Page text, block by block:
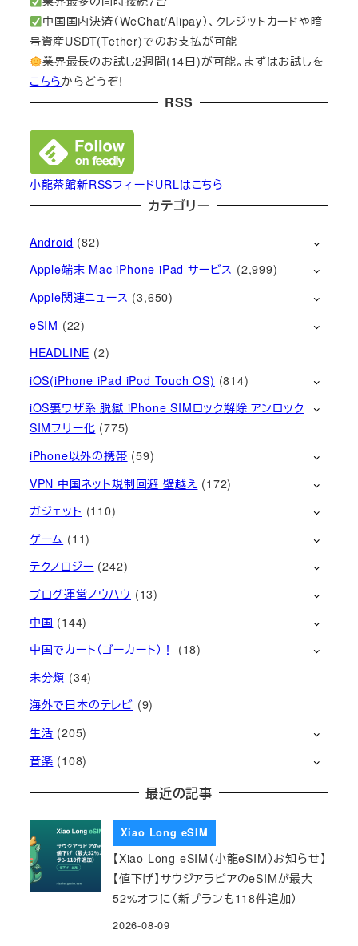
中国国内決済（WeChat/Alipay）、クレジットカードや暗
号資産USDT(Tether)でのお支払が可能
業界最長のお試し2週間(14日)が可能。まずはお試しを
こちらからどうぞ!
RSS
小龍茶館新RSSフィードURLはこちら
カテゴリー
Android (82)
Apple端末 Mac iPhone iPad サービス (2,999)
Apple関連ニュース (3,650)
eSIM (22)
HEADLINE (2)
iOS(iPhone iPad iPod Touch OS) (814)
iOS裏ワザ系 脱獄 iPhone SIMロック解除 アンロック
SIMフリー化 (775)
iPhone以外の携帯 (59)
VPN 中国ネット規制回避 壁越え (172)
ガジェット (110)
ゲーム (11)
テクノロジー (242)
ブログ運営ノウハウ (13)
中国 (144)
中国でカート（ゴーカート）！
(18)
未分類 (34)
海外で日本のテレビ (9)
生活 (205)
音楽 (108)
最近の記事
Xiao Long eSIM
【Xiao Long eSIM（小龍eSIM）お知らせ】
【値下げ】サウジアラビアのeSIMが最大
52%オフに（新プランも118件追加）
2026-08-09